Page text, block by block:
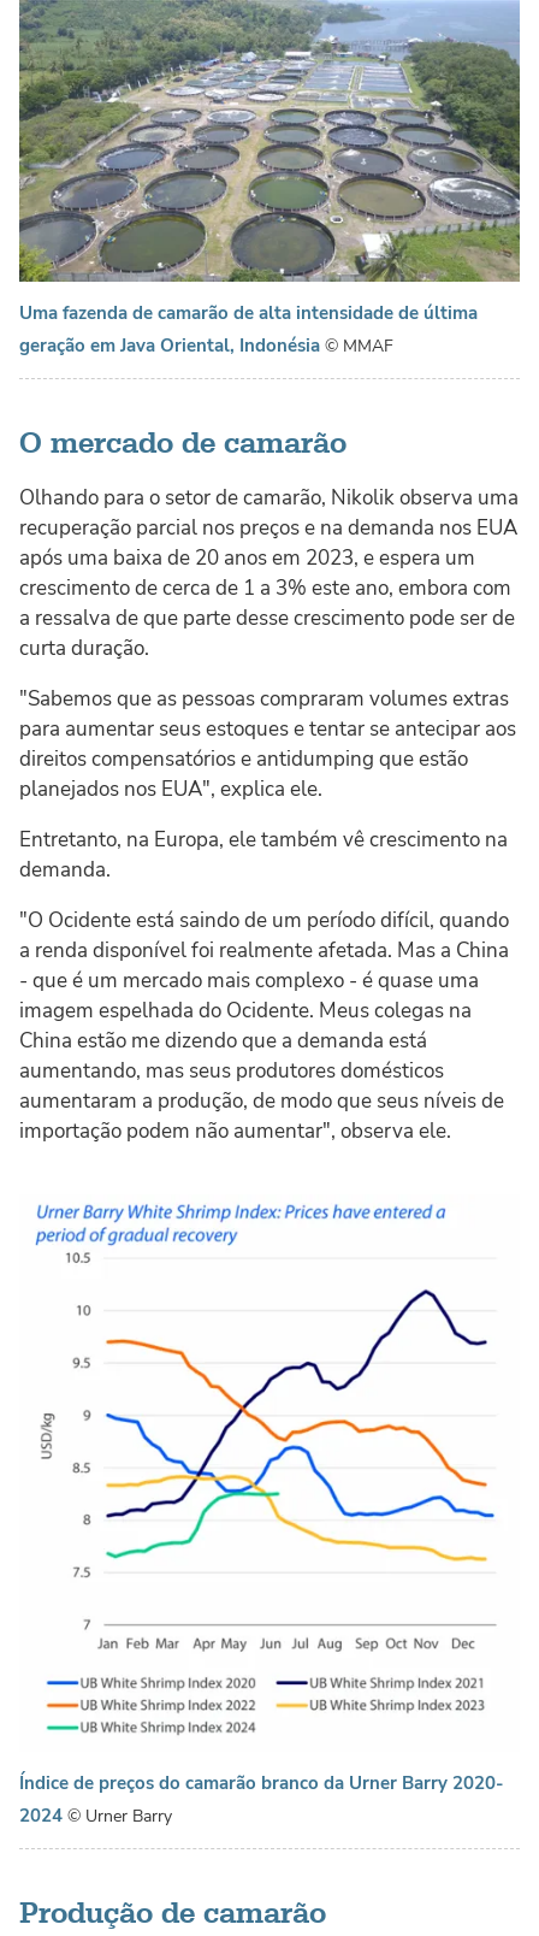
Uma fazenda de camarão de alta intensidade de última
geração em Java Oriental, Indonésia © MMAF
O mercado de camarão
Olhando para o setor de camarão, Nikolik observa uma
recuperação parcial nos preços e na demanda nos EUA
após uma baixa de 20 anos em 2023, e espera um
crescimento de cerca de 1 a 3% este ano, embora com
a ressalva de que parte desse crescimento pode ser de
curta duração.
"Sabemos que as pessoas compraram volumes extras
para aumentar seus estoques e tentar se antecipar aos
direitos compensatórios e antidumping que estão
planejados nos EUA", explica ele.
Entretanto, na Europa, ele também vê crescimento na
demanda.
"O Ocidente está saindo de um período difícil, quando
a renda disponível foi realmente afetada. Mas a China
- que é um mercado mais complexo - é quase uma
imagem espelhada do Ocidente. Meus colegas na
China estão me dizendo que a demanda está
aumentando, mas seus produtores domésticos
aumentaram a produção, de modo que seus níveis de
importação podem não aumentar", observa ele.
Índice de preços do camarão branco da Urner Barry 2020-
2024 © Urner Barry
Produção de camarão